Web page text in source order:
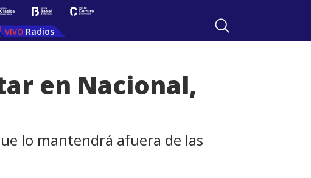
Radios
en Nacional,
lo mantendrá afuera de las